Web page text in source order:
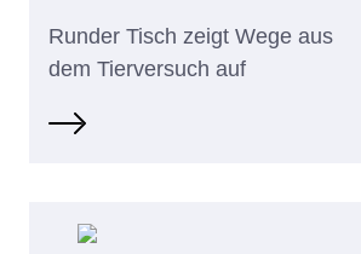
Runder Tisch zeigt Wege aus
dem Tierversuch auf